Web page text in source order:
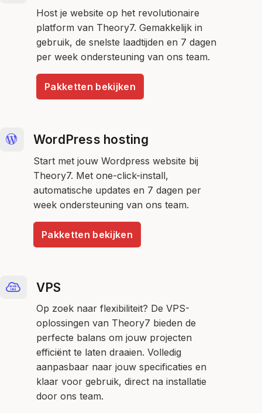
Host je website op het revolutionaire
platform van Theory7. Gemakkelijk in
gebruik, de snelste laadtijden en 7 dagen
per week ondersteuning van ons team.
Pakketten bekijken
WordPress hosting
Start met jouw Wordpress website bij
Theory7. Met one-click-install,
automatische updates en 7 dagen per
week ondersteuning van ons team.
Pakketten bekijken
VPS
Op zoek naar flexibiliteit? De VPS-
oplossingen van Theory7 bieden de
perfecte balans om jouw projecten
efficiënt te laten draaien. Volledig
aanpasbaar naar jouw specificaties en
klaar voor gebruik, direct na installatie
door ons team.